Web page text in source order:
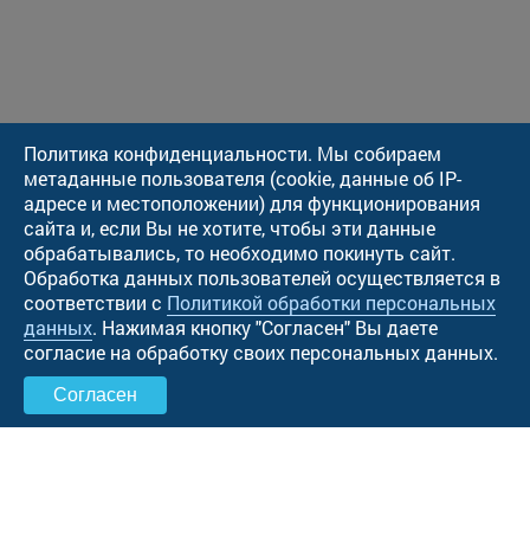
Политика конфиденциальности. Мы собираем
метаданные пользователя (cookie, данные об IP-
адресе и местоположении) для функционирования
сайта и, если Вы не хотите, чтобы эти данные
обрабатывались, то необходимо покинуть сайт.
Обработка данных пользователей осуществляется в
соответствии с Политикой обработки персональных
данных. Нажимая кнопку "Cогласен" Вы даете
согласие на обработку своих персональных данных.
Согласен